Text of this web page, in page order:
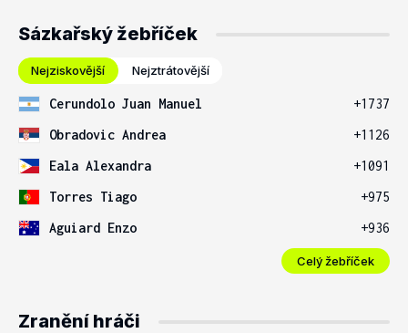
Sázkařský žebříček
Nejziskovější Nejztrátovější
Cerundolo Juan Manuel
+1737
Obradovic Andrea
+1126
Eala Alexandra
+1091
Torres Tiago
+975
Aguiard Enzo
+936
Celý žebříček
Zranění hráči